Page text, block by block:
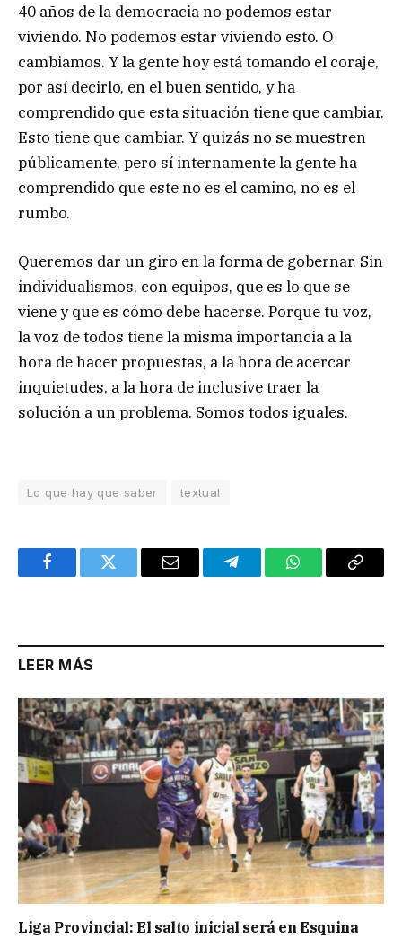
40 años de la democracia no podemos estar
viviendo. No podemos estar viviendo esto. O
cambiamos. Y la gente hoy está tomando el coraje,
por así decirlo, en el buen sentido, y ha
comprendido que esta situación tiene que cambiar.
Esto tiene que cambiar. Y quizás no se muestren
públicamente, pero sí internamente la gente ha
comprendido que este no es el camino, no es el
rumbo.
Queremos dar un giro en la forma de gobernar. Sin
individualismos, con equipos, que es lo que se
viene y que es cómo debe hacerse. Porque tu voz,
la voz de todos tiene la misma importancia a la
hora de hacer propuestas, a la hora de acercar
inquietudes, a la hora de inclusive traer la
solución a un problema. Somos todos iguales.
Lo que hay que saber textual
FacebookTwitter Email TelegramWhatsAppCopy
LEER MÁS
Liga Provincial: El salto inicial será en Esquina